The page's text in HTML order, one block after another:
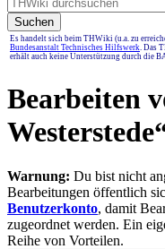
Suchen
Es handelt sich beim THWiki (u.a. zu
Bundesanstalt Technisches Hilfswerk. Das
erhält auch keine Unterstützung durch die
Bearbeiten
Westerstede
Warnung: Du bist nicht
Bearbeitungen öffentlich
Benutzerkonto, damit
zugeordnet werden. Ein
Reihe von Vorteilen.